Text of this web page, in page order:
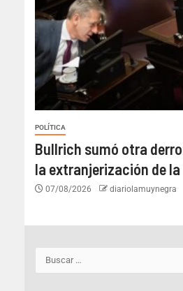
POLÍTICA
Bullrich sumó otra
la extranjerización de
07/08/2026 diariolamuynegra